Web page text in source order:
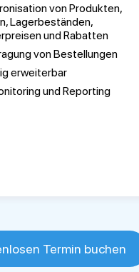
von Produkten,
Lagerbeständen,
und Rabatten
von Bestellungen
erweiterbar
und Reporting
Termin buchen